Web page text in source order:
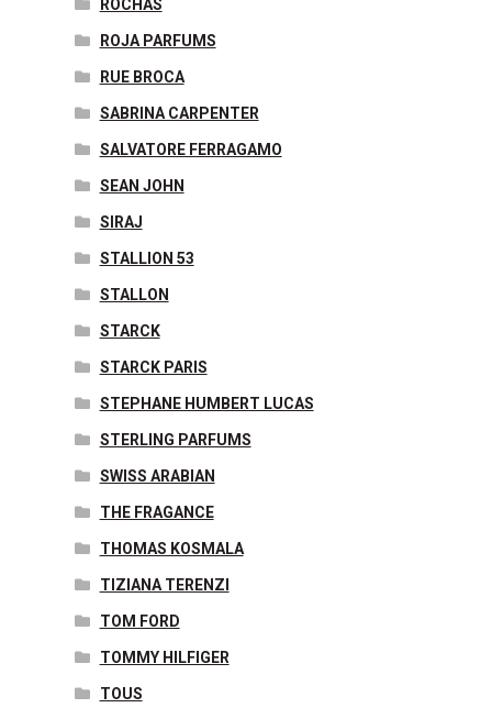
ROCHAS
ROJA PARFUMS
RUE BROCA
SABRINA CARPENTER
SALVATORE FERRAGAMO
SEAN JOHN
SIRAJ
STALLION 53
STALLON
STARCK
STARCK PARIS
STEPHANE HUMBERT LUCAS
STERLING PARFUMS
SWISS ARABIAN
THE FRAGANCE
THOMAS KOSMALA
TIZIANA TERENZI
TOM FORD
TOMMY HILFIGER
TOUS